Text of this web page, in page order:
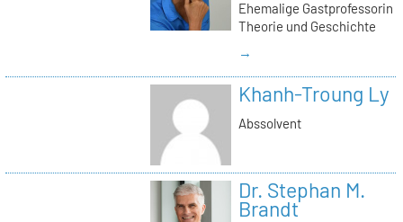
Ehemalige Gastprofessorin
Theorie und Geschichte
→
Khanh-Troung Ly
Abssolvent
Dr. Stephan M.
Brandt